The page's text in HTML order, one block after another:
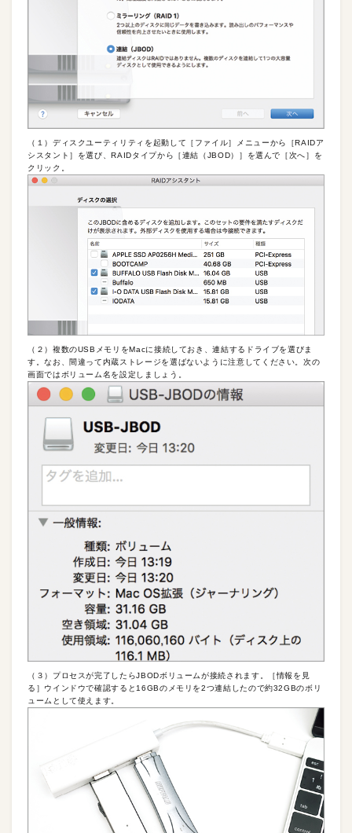
（１）ディスクユーティリティを起動して［ファイル］メニューから［RAIDア
シスタント］を選び、RAIDタイプから［連結（JBOD）］を選んで［次へ］を
クリック。
（２）複数のUSBメモリをMacに接続しておき、連結するドライブを選びま
す。なお、間違って内蔵ストレージを選ばないように注意してください。次の
画面ではボリューム名を設定しましょう。
（３）プロセスが完了したらJBODボリュームが接続されます。［情報を見
る］ウインドウで確認すると16GBのメモリを2つ連結したので約32GBのボリ
ュームとして使えます。